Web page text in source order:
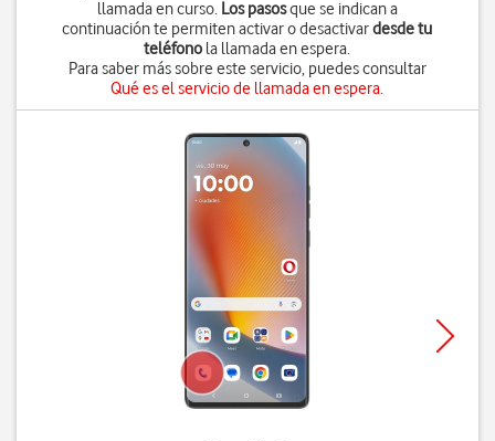
llamada en curso. Los pasosque se indican a
continuación te permiten activar o desactivardesde tu
teléfono la llamada en espera.
Para saber más sobre este servicio, puedes consultar
Qué es el servicio de llamada en espera.